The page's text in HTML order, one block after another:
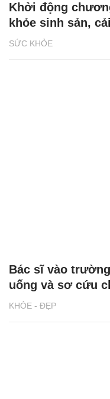
SỨC KHỎE
Khởi động
khỏe sinh sản,
KHỎE - ĐẸP
Bác sĩ vào
uống và sơ cứu